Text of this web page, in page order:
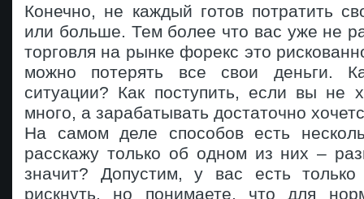
Конечно, не каждый готов потратить
или больше. Тем более что вас уже не
торговля на рынке форекс это
можно потерять все свои деньги.
ситуации? Как поступить, если вы не
много, а зарабатывать достаточно
На самом деле способов есть
расскажу только об одном из них –
значит? Допустим, у вас есть
рискнуть, но понимаете, что для